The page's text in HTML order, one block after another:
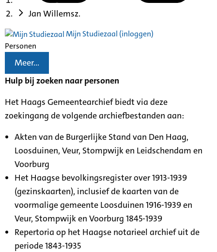
Jan Willemsz.
Mijn Studiezaal (inloggen)
Personen
Meer...
Hulp bij zoeken naar personen
Het Haags Gemeentearchief biedt via deze
zoekingang de volgende archiefbestanden aan:
Akten van de Burgerlijke Stand van Den Haag,
Loosduinen, Veur, Stompwijk en Leidschendam en
Voorburg
Het Haagse bevolkingsregister over 1913-1939
(gezinskaarten), inclusief de kaarten van de
voormalige gemeente Loosduinen 1916-1939 en
Veur, Stompwijk en Voorburg 1845-1939
Repertoria op het Haagse notarieel archief uit de
periode 1843-1935